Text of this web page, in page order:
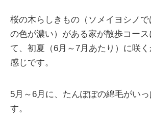
桜の木らしきもの（ソメイヨシノ
の色が濃い）がある家が散歩コース
て、初夏（6月～7月あたり）に咲
感じです。
5月～6月に、たんぽぽの綿毛がいっ
す。